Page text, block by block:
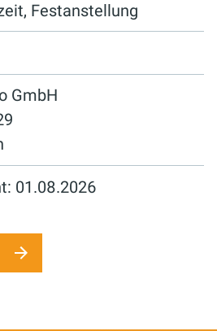
Festanstellung
GmbH
01.08.2026